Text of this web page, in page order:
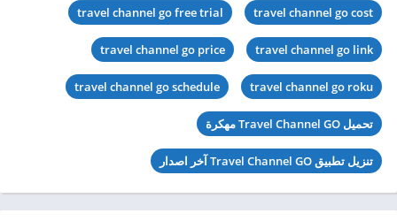
travel channel go cost
travel channel go free trial
travel channel go link
travel channel go price
travel channel go roku
travel channel go schedule
تحميل Travel Channel GO مهكرة
تنزيل تطبيق Travel Channel GO آخر اصدار